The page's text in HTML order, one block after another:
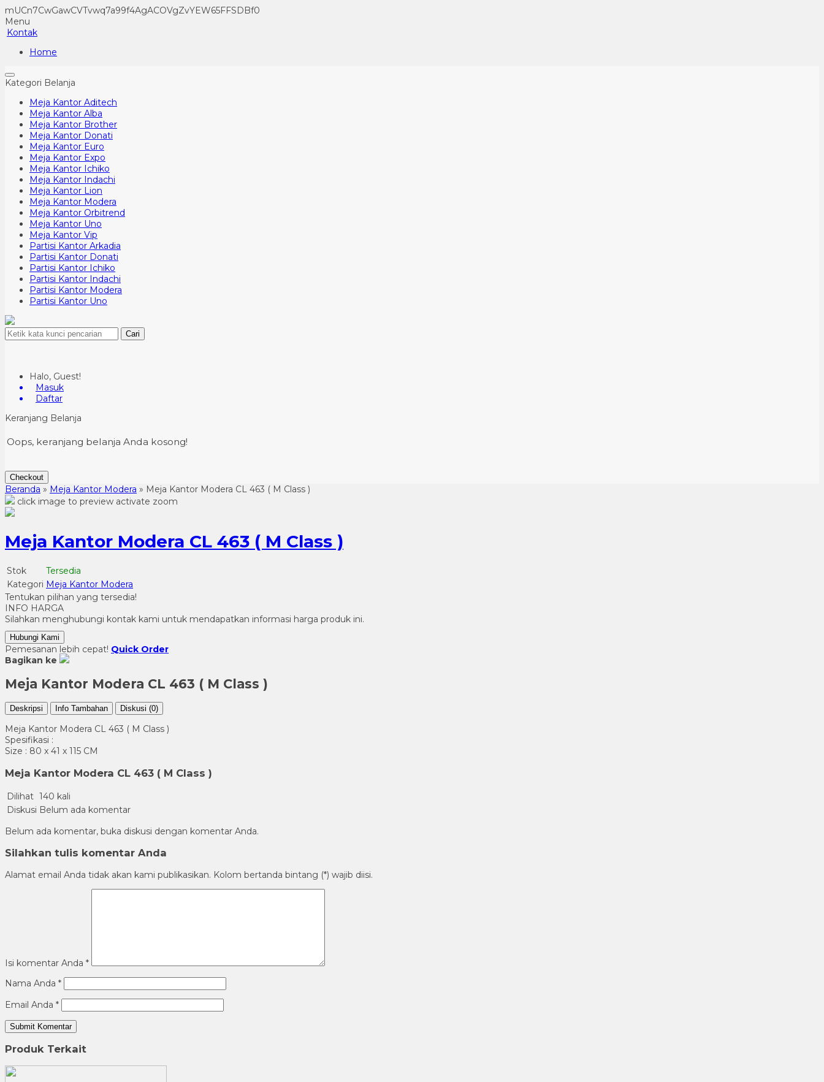
mUCn7CwGawCVTvwq7a99f4AgACOVgZvYEW65FFSDBf0
Menu
Kontak
Home
Kategori Belanja
Meja Kantor Aditech
Meja Kantor Alba
Meja Kantor Brother
Meja Kantor Donati
Meja Kantor Euro
Meja Kantor Expo
Meja Kantor Ichiko
Meja Kantor Indachi
Meja Kantor Lion
Meja Kantor Modera
Meja Kantor Orbitrend
Meja Kantor Uno
Meja Kantor Vip
Partisi Kantor Arkadia
Partisi Kantor Donati
Partisi Kantor Ichiko
Partisi Kantor Indachi
Partisi Kantor Modera
Partisi Kantor Uno
Cari
Halo, Guest!
Masuk
Daftar
Keranjang Belanja
Oops, keranjang belanja Anda kosong!
Checkout
Beranda » Meja Kantor Modera » Meja Kantor Modera CL 463 ( M Class )
click image to preview activate zoom
Meja Kantor Modera CL 463 ( M Class )
Stok
Tersedia
Kategori Meja Kantor Modera
Tentukan pilihan yang tersedia!
INFO HARGA
Silahkan menghubungi kontak kami untuk mendapatkan informasi harga produk ini.
Hubungi Kami
Pemesanan lebih cepat! Quick Order
Bagikan ke
Meja Kantor Modera CL 463 ( M Class )
Deskripsi Info Tambahan Diskusi (0)
Meja Kantor Modera CL 463 ( M Class )
Spesifikasi :
Size : 80 x 41 x 115 CM
Meja Kantor Modera CL 463 ( M Class )
Dilihat 140 kali
Diskusi Belum ada komentar
Belum ada komentar, buka diskusi dengan komentar Anda.
Silahkan tulis komentar Anda
Alamat email Anda tidak akan kami publikasikan. Kolom bertanda bintang (*) wajib diisi.
Isi komentar Anda *
Nama Anda *
Email Anda *
Produk Terkait